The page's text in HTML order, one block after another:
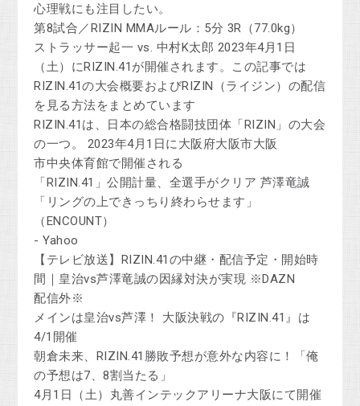
心理戦にも注目したい。
第8試合／RIZIN MMAルール：5分 3R（77.0kg）
ストラッサー起一 vs. 中村K太郎 2023年4月1日
（土）にRIZIN.41が開催されます。この記事では
RIZIN.41の大会概要およびRIZIN（ライジン）の配信
を見る方法をまとめています
RIZIN.41は、日本の総合格闘技団体「RIZIN」の大会
の一つ。 2023年4月1日に大阪府大阪市大阪
市中央体育館で開催される
「RIZIN.41」公開計量、全選手がクリア 芦澤竜誠
「リングの上できっちり終わらせます」
（ENCOUNT）
- Yahoo
【テレビ放送】RIZIN.41の中継・配信予定・開始時
間｜皇治vs芦澤竜誠の因縁対決が実現 ※DAZN
配信外※
メインは皇治vs芦澤！ 大阪決戦の『RIZIN.41』は
4/1開催
朝倉未来、RIZIN.41勝敗予想が意外な内容に！「俺
の予想は7、8割当たる」
4月1日（土）丸善インテックアリーナ大阪にて開催